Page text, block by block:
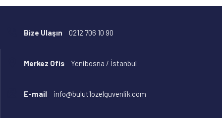
Bize Ulaşın 0212 706 10 90
Merkez Ofis Yenibosna / İstanbul
E-mail info@bulut1ozelguvenlik.com